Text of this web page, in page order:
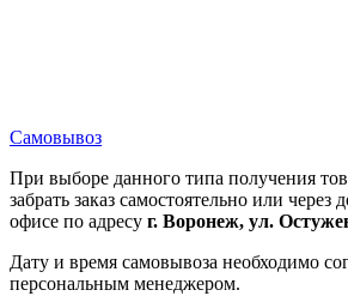
Самовывоз
При выборе данного типа получения
забрать заказ самостоятельно или через
офисе по адресу г. Воронеж, ул.
Дату и время самовывоза необходимо
персональным менеджером.